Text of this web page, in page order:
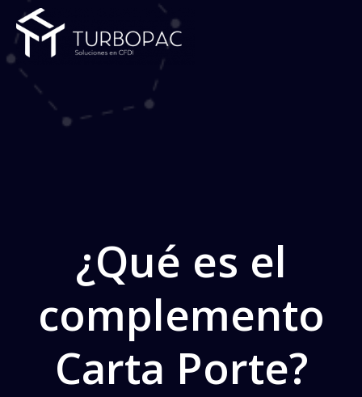
al
contenido
¿Qué es el
complemento
Carta Porte?